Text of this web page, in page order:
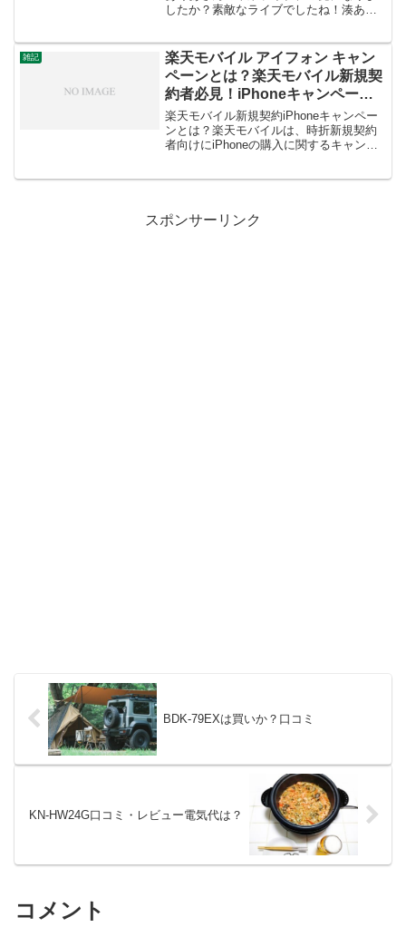
したか？素敵なライブでしたね！湊あく
YouTubeでの視聴公式アーカイブ: ホロラ
イブの公式You...
雑記
楽天モバイル アイフォン キャン
ペーンとは？楽天モバイル新規契
約者必見！iPhoneキャンペーン
情報
楽天モバイル新規契約iPhoneキャンペー
ンとは？楽天モバイルは、時折新規契約
者向けにiPhoneの購入に関するキャンペ
スポンサーリンク
BDK-79EXは買いか？口コミ
KN-HW24G口コミ・レビュー電気代は？
コメント